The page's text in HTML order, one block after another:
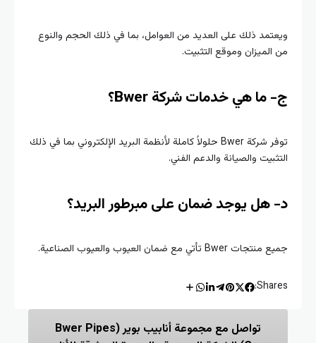
ويعتمد ذلك على العديد من العوامل، بما في ذلك الحجم والنوع
من الميزان وموقع التثبيت.
ج- ما هي خدمات شركة Bwer؟
توفر شركة Bwer حلولاً كاملة لأنظمة البريد الإلكتروني بما في ذلك
التثبيت والصيانة والدعم الفني.
د- هل يوجد ضمان على مبرطور البريد؟
جميع منتجات Bwer تأتي مع ضمان العيوب والعيوب الصناعية.
Shares:
تواصل مع مجموعة أنابيب بوير (Bwer Pipes